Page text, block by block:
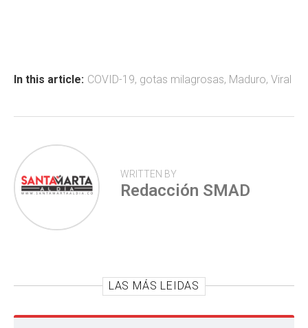
ok p
tir
In this article: COVID-19, gotas milagrosas, Maduro, Viral
WRITTEN BY
Redacción SMAD
LAS MÁS LEIDAS